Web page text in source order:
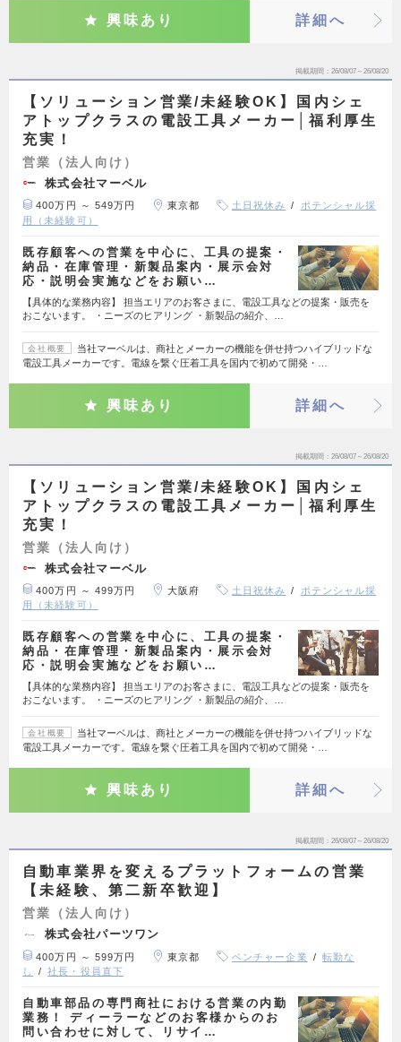
興味あり 詳細へ
掲載期間 26/08/07～26/08/20
【ソリューション営業/未経験OK】国内シェ
アトップクラスの電設工具メーカー│福利厚生
充実！
営業（法人向け）
株式会社マーベル
400万円 ～ 549万円 東京都 土日祝休み
ポテンシャル採
用（未経験可）
既存顧客への営業を中心に、工具の提案・
納品・在庫管理・新製品案内・展示会対
応・説明会実施などをお願い…
【具体的な業務内容】 担当エリアのお客さまに、電設工具などの提案・販売を
おこないます。 ・ニーズのヒアリング ・新製品の紹介、…
会社概要
当社マーベルは、商社とメーカーの機能を併せ持つハイブリッドな
電設工具メーカーです。電線を繋ぐ圧着工具を国内で初めて開発・…
興味あり 詳細へ
掲載期間 26/08/07～26/08/20
【ソリューション営業/未経験OK】国内シェ
アトップクラスの電設工具メーカー│福利厚生
充実！
営業（法人向け）
株式会社マーベル
400万円 ～ 499万円 大阪府 土日祝休み
ポテンシャル採
用（未経験可）
既存顧客への営業を中心に、工具の提案・
納品・在庫管理・新製品案内・展示会対
応・説明会実施などをお願い…
【具体的な業務内容】 担当エリアのお客さまに、電設工具などの提案・販売を
おこないます。 ・ニーズのヒアリング ・新製品の紹介、…
会社概要
当社マーベルは、商社とメーカーの機能を併せ持つハイブリッドな
電設工具メーカーです。電線を繋ぐ圧着工具を国内で初めて開発・…
興味あり 詳細へ
掲載期間 26/08/07～26/08/20
自動車業界を変えるプラットフォームの営業
【未経験、第二新卒歓迎】
営業（法人向け）
株式会社パーツワン
400万円 ～ 599万円 東京都 ベンチャー企業
転勤な
し
社長・役員直下
自動車部品の専門商社における営業の内勤
業務！ ディーラーなどのお客様からのお
問い合わせに対して、リサイ…